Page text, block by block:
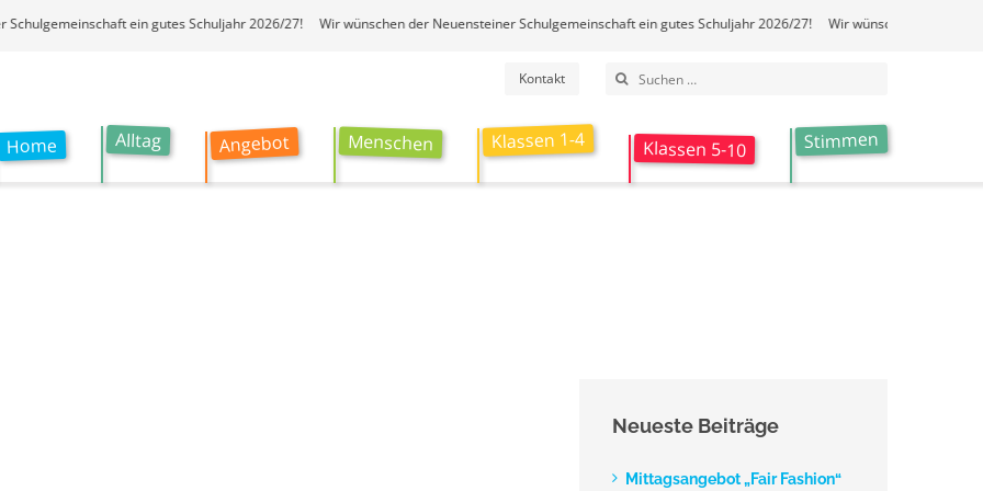
ein gutes Schuljahr 2026/27! Wir wünschen der Neuensteiner Schulgemeinschaft ein gutes Schuljahr 2026/27! Wir wünschen der
Kontakt
Suche
Home Alltag Angebot Menschen Klassen 1-4 Klassen 5-10 Stimmen
Neueste Beiträge
Mittagsangebot „Fair Fashion“